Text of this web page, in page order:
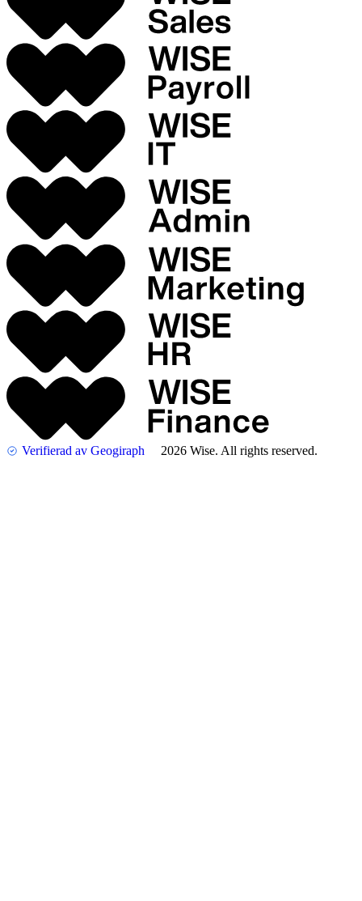
Verifierad av Geogiraph 2026 Wise. All rights reserved.